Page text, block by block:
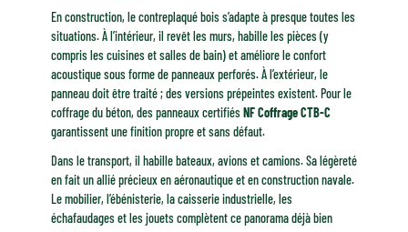
En construction, le contreplaqué bois s’adapte à presque toutes les
situations. À l’intérieur, il revêt les murs, habille les pièces (y
compris les cuisines et salles de bain) et améliore le confort
acoustique sous forme de panneaux perforés. À l’extérieur, le
panneau doit être traité ; des versions prépeintes existent. Pour le
coffrage du béton, des panneaux certifiésNF Coffrage CTB-C
garantissent une finition propre et sans défaut.
Dans le transport, il habille bateaux, avions et camions. Sa légèreté
en fait un allié précieux en aéronautique et en construction navale.
Le mobilier, l’ébénisterie, la caisserie industrielle, les
échafaudages et les jouets complètent ce panorama déjà bien